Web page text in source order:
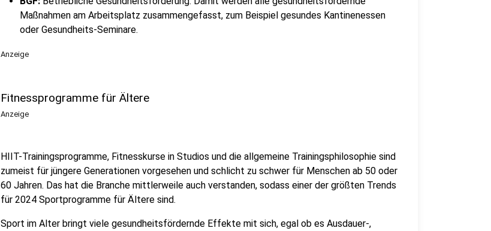
Maßnahmen am Arbeitsplatz zusammengefasst, zum Beispiel gesundes Kantinenessen
oder Gesundheits-Seminare.
Anzeige
Fitnessprogramme für Ältere
Anzeige
HIIT-Trainingsprogramme, Fitnesskurse in Studios und die allgemeine Trainingsphilosophie sind
zumeist für jüngere Generationen vorgesehen und schlicht zu schwer für Menschen ab 50 oder
60 Jahren. Das hat die Branche mittlerweile auch verstanden, sodass einer der größten Trends
für 2024 Sportprogramme für Ältere sind.
Sport im Alter bringt viele gesundheitsfördernde Effekte mit sich, egal ob es Ausdauer-,